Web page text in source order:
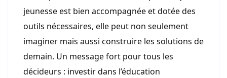
jeunesse est bien accompagnée et dotée des
outils nécessaires, elle peut non seulement
imaginer mais aussi construire les solutions de
demain. Un message fort pour tous les
décideurs : investir dans l’éducation